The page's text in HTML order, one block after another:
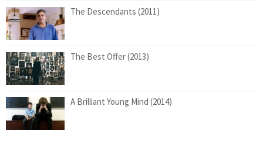
The Descendants (2011)
The Best Offer (2013)
A Brilliant Young Mind (2014)